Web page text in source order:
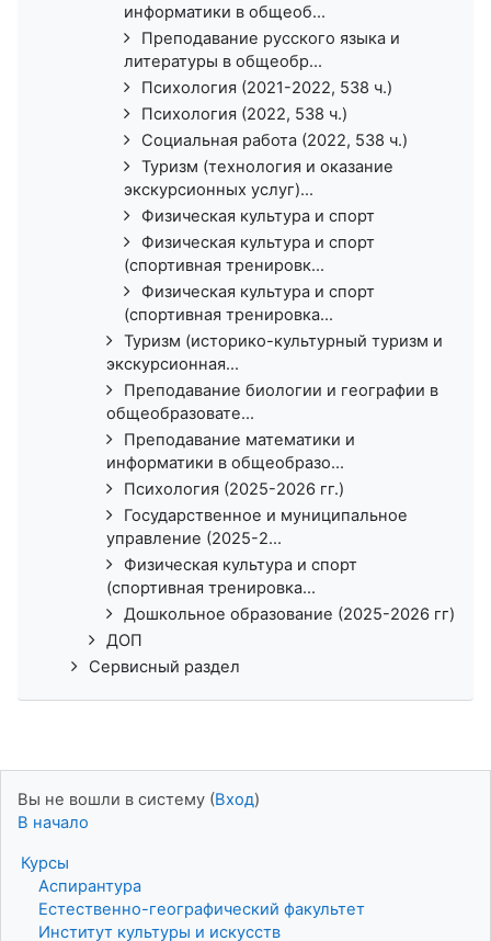
информатики в общеоб...
Преподавание русского языка и
литературы в общеобр...
Психология (2021-2022, 538 ч.)
Психология (2022, 538 ч.)
Социальная работа (2022, 538 ч.)
Туризм (технология и оказание
экскурсионных услуг)...
Физическая культура и спорт
Физическая культура и спорт
(спортивная тренировк...
Физическая культура и спорт
(спортивная тренировка...
Туризм (историко-культурный туризм и
экскурсионная...
Преподавание биологии и географии в
общеобразовате...
Преподавание математики и
информатики в общеобразо...
Психология (2025-2026 гг.)
Государственное и муниципальное
управление (2025-2...
Физическая культура и спорт
(спортивная тренировка...
Дошкольное образование (2025-2026 гг)
ДОП
Сервисный раздел
Вы не вошли в систему (Вход)
В начало
Курсы
Аспирантура
Естественно-географический факультет
Институт культуры и искусств